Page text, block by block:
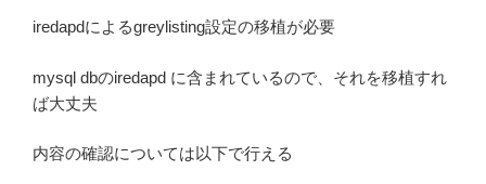
iredapdによるgreylisting設定の移植が必要
mysql dbのiredapd に含まれているので、それを移植すれ
ば大丈夫
内容の確認については以下で行える